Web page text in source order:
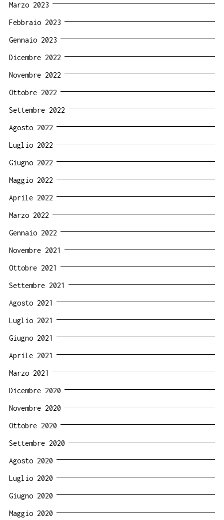
Marzo 2023
Febbraio 2023
Gennaio 2023
Dicembre 2022
Novembre 2022
Ottobre 2022
Settembre 2022
Agosto 2022
Luglio 2022
Giugno 2022
Maggio 2022
Aprile 2022
Marzo 2022
Gennaio 2022
Novembre 2021
Ottobre 2021
Settembre 2021
Agosto 2021
Luglio 2021
Giugno 2021
Aprile 2021
Marzo 2021
Dicembre 2020
Novembre 2020
Ottobre 2020
Settembre 2020
Agosto 2020
Luglio 2020
Giugno 2020
Maggio 2020